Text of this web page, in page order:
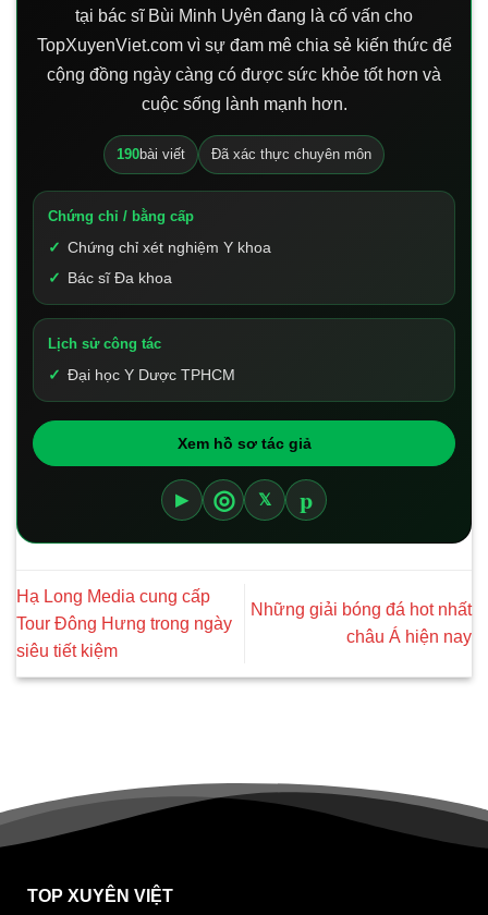
tại bác sĩ Bùi Minh Uyên đang là cố vấn cho
TopXuyenViet.com vì sự đam mê chia sẻ kiến thức để
cộng đồng ngày càng có được sức khỏe tốt hơn và
cuộc sống lành mạnh hơn.
190bài viết Đã xác thực chuyên môn
Chứng chỉ / bằng cấp
Chứng chỉ xét nghiệm Y khoa
Bác sĩ Đa khoa
Lịch sử công tác
Đại học Y Dược TPHCM
Xem hồ sơ tác giả
▶ ◎ 𝕏 p
Hạ Long Media cung cấp
Tour Đông Hưng trong ngày
siêu tiết kiệm
Những giải bóng đá hot nhất
châu Á hiện nay
TOP XUYÊN VIỆT